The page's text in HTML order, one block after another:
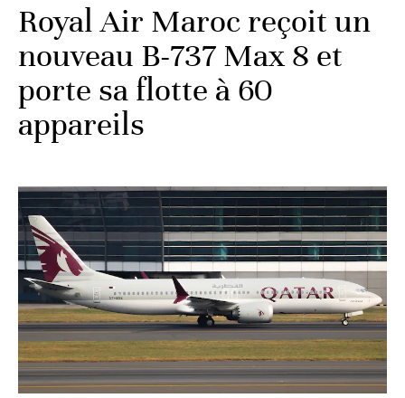
Royal Air Maroc reçoit un
nouveau B-737 Max 8 et
porte sa flotte à 60
appareils